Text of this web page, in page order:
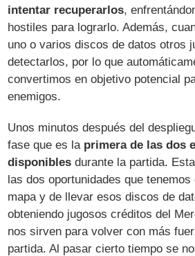
intentar recuperarlos,
hostiles para lograrlo. Además,
uno o varios discos de datos otros
detectarlos, por lo que
convertimos en objetivo potencial
enemigos.
Unos minutos después del
fase que es la primera de las dos
disponibles durante la partida.
las dos oportunidades que
mapa y de llevar esos discos de
obteniendo jugosos créditos del
nos sirven para volver con más
partida. Al pasar cierto tiempo se